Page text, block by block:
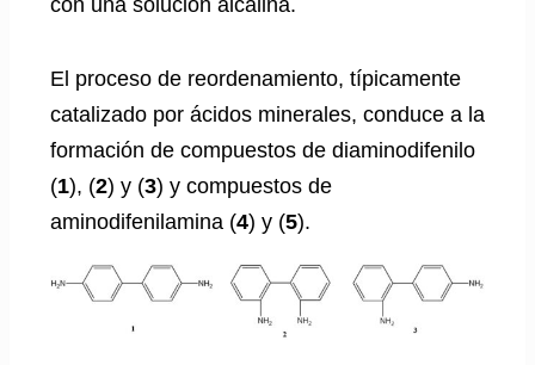
con una solución alcalina.
El proceso de reordenamiento, típicamente
catalizado por ácidos minerales, conduce a la
formación de compuestos de diaminodifenilo
(1), (2) y (3) y compuestos de
aminodifenilamina (4) y (5).